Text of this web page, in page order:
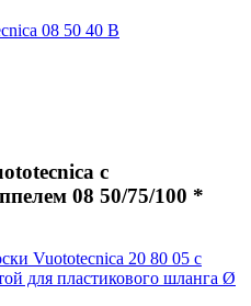
с
08 50/75/100 *